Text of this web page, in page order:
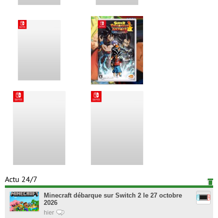
Actu 24/7
Minecraft débarque sur Switch 2 le 27 octobre
2026
hier